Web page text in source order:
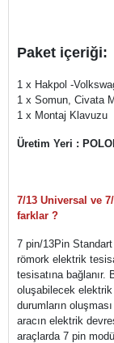
Paket içeriği:
1 x Hakpol -
1 x Somun, Civata
1 x Montaj Klavuzu
Üretim Yeri :
7/13 Universal ve
farklar ?
7 pin/13Pin
römork elektrik
tesisatına bağlanır.
oluşabilecek elektrik
durumların
aracın elektrik
araçlarda 7 pin